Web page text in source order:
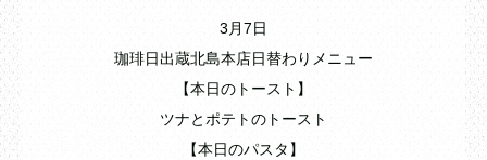
3月7日
珈琲日出蔵北島本店日替わりメニュー
【本日のトースト】
ツナとポテトのトースト
【本日のパスタ】